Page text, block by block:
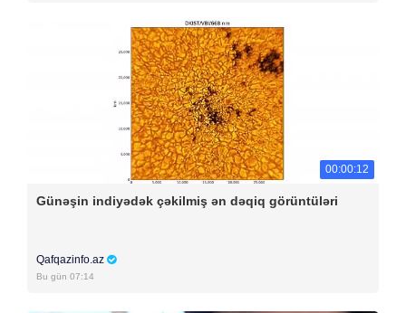
00:00:12
Günəşin indiyədək çəkilmiş ən dəqiq görüntüləri
Qafqazinfo.az
Bu gün 07:14